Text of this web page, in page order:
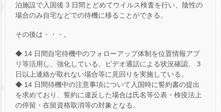
泊施設で入国後 3 日間とどめてウイルス検査を行い、陰性の
場合のみ自宅などでの待機に移ることができる。
その後は・・・。
◆ 14 日間自宅待機中のフォローアップ体制を位置情報アプ
リ等活用し、強化している。ビデオ通話による状況確認、 3
日以上連絡が取れない場合等に見回りを実施している。
◆ 14 日間待機中の注意事項について入国時に誓約書の提出
を求めており、誓約に違反した場合は氏名等公表・検疫法上
の停留・在留資格取消等の対象となる。